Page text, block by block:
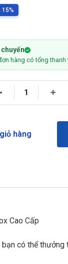
15%
hàng có tổng thanh
hàng
Cao Cấp
có thể thưởng